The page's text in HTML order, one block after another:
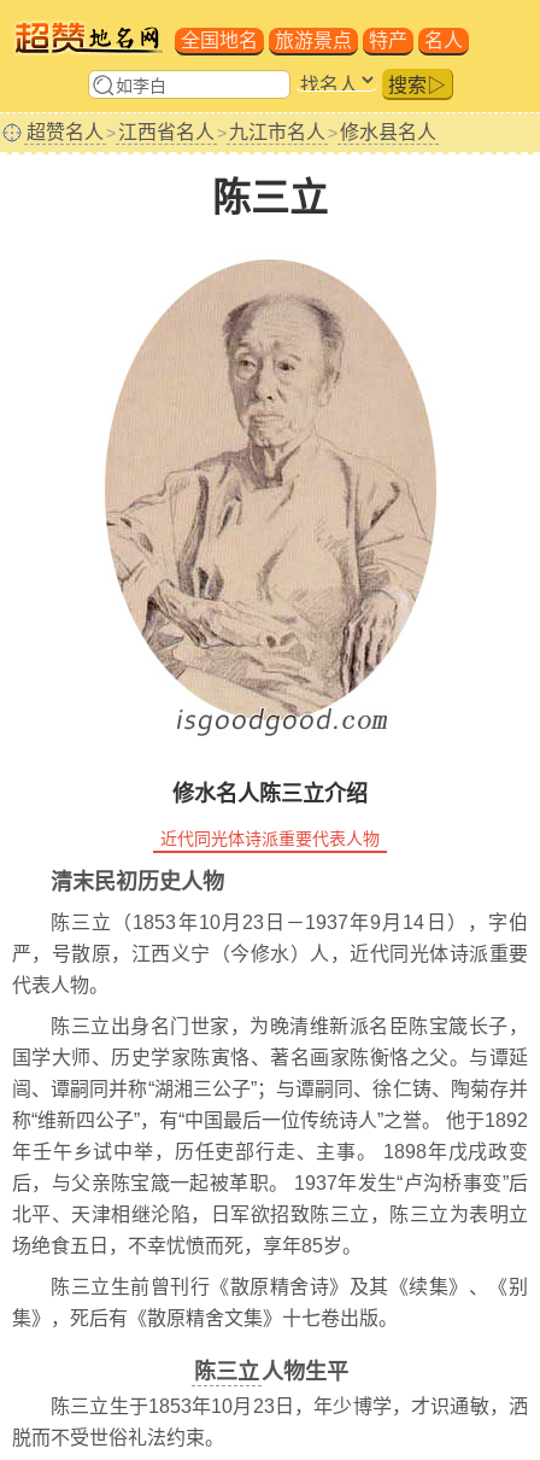
全国地名 旅游景点 特产 名人
搜索▷
超赞名人 >江西省名人 >九江市名人 >修水县名人
陈三立
修水名人陈三立介绍
近代同光体诗派重要代表人物
清末民初历史人物
陈三立（1853年10月23日－1937年9月14日），字伯
严，号散原，江西义宁（今修水）人，近代同光体诗派重要
代表人物。
陈三立出身名门世家，为晚清维新派名臣陈宝箴长子，
国学大师、历史学家陈寅恪、著名画家陈衡恪之父。与谭延
闿、谭嗣同并称“湖湘三公子”；与谭嗣同、徐仁铸、陶菊存并
称“维新四公子”，有“中国最后一位传统诗人”之誉。 他于1892
年壬午乡试中举，历任吏部行走、主事。 1898年戊戌政变
后，与父亲陈宝箴一起被革职。 1937年发生“卢沟桥事变”后
北平、天津相继沦陷，日军欲招致陈三立，陈三立为表明立
场绝食五日，不幸忧愤而死，享年85岁。
陈三立生前曾刊行《散原精舍诗》及其《续集》、《别
集》，死后有《散原精舍文集》十七卷出版。
陈三立人物生平
陈三立生于1853年10月23日，年少博学，才识通敏，洒
脱而不受世俗礼法约束。